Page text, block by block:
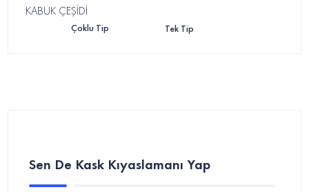
KABUK ÇEŞİDİ
Çoklu Tip Tek Tip
Sen De Kask Kıyaslamanı Yap